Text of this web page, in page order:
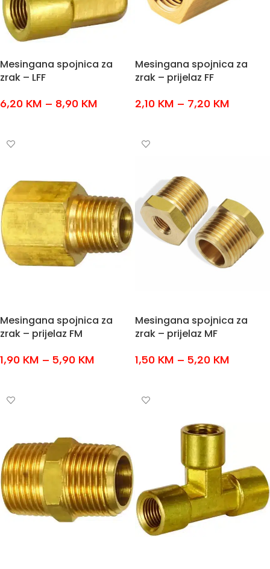
Mesingana spojnica za
zrak – LFF
6,20 KM – 8,90 KM
Mesingana spojnica za
zrak – prijelaz FF
2,10 KM – 7,20 KM
Mesingana spojnica za
zrak – prijelaz FM
1,90 KM – 5,90 KM
Mesingana spojnica za
zrak – prijelaz MF
1,50 KM – 5,20 KM